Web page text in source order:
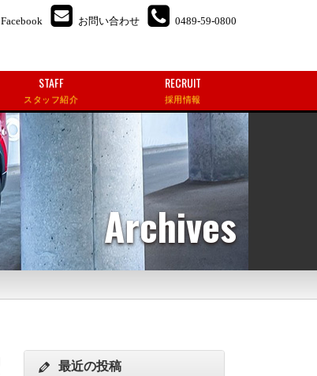
Facebook お問い合わせ 0489-59-0800
STAFF
スタッフ紹介
RECRUIT
採用情報
Archives
最近の投稿